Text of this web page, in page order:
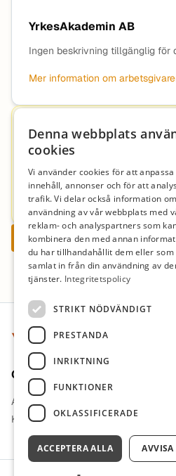
YrkesAkademin AB
Ingen beskrivning tillgänglig för
Mer information om
Kontakt
Romineh Löthgren
romineh.lothgren@ya.se
Ansök
Sidfot
Om oss
Arbetsgivare i fokus
Kontakt
Denna webbplats
cookies
Vi använder cookies för att anpassa
innehåll, annonser och för att
trafik. Vi delar också information
användning av vår webbplats med
reklam- och analyspartners som
kombinera den med annan
du har tillhandahållit dem eller som
samlat in från din användning av
tjänster. Integritetspolicy
STRIKT NÖDVÄNDIGT
PRESTANDA
INRIKTNING
FUNKTIONER
OKLASSIFICERADE
ACCEPTERA ALLA AVVISA